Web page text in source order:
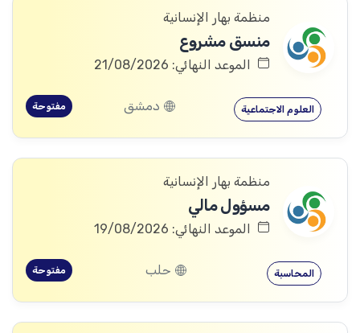
منظمة بهار الإنسانية
منسق مشروع
الموعد النهائي: 21/08/2026
العلوم الاجتماعية دمشق مفتوحة
منظمة بهار الإنسانية
مسؤول مالي
الموعد النهائي: 19/08/2026
المحاسبة حلب مفتوحة